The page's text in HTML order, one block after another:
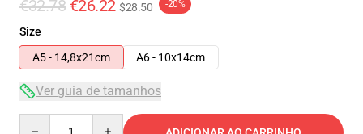
€32.78 €26.22 $28.50 -20%
Size
A5 - 14,8x21cm
A6 - 10x14cm
Ver guia de tamanhos